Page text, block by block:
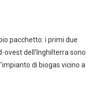
pacchetto: i primi due
ovest dell’Inghilterra sono
di biogas vicino a